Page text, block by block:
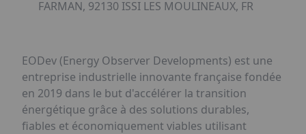
FARMAN, 92130 ISSI LES MOULINEAUX, FR
EODev (Energy Observer Developments) est une
entreprise industrielle innovante française fondée
en 2019 dans le but d'accélérer la transition
énergétique grâce à des solutions durables,
fiables et économiquement viables utilisant